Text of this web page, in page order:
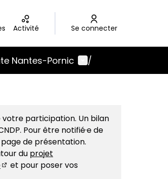
Activité Se connecter
Nantes-Pornic Menu utilisateur
/
participation. Un bilan
Pour être notifié·e de
de présentation.
du projet
(S'ouvre dans un nouvel onglet)
et pour poser vos